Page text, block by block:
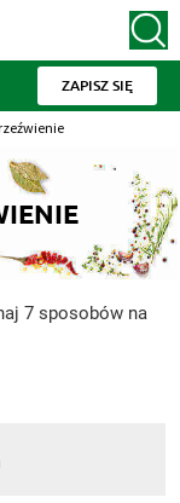
ZAPISZ SIĘ
7 sposobów na